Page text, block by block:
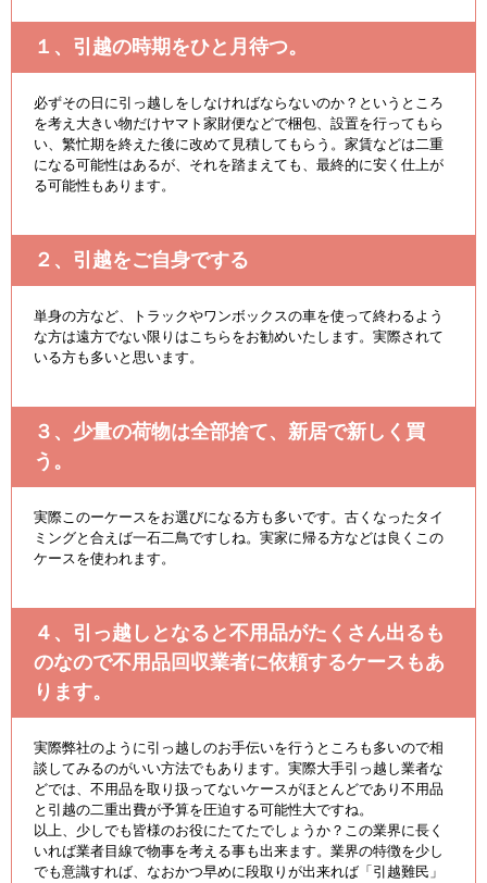
１、引越の時期をひと月待つ。
必ずその日に引っ越しをしなければならないのか？というところ
を考え大きい物だけヤマト家財便などで梱包、設置を行ってもら
い、繁忙期を終えた後に改めて見積してもらう。家賃などは二重
になる可能性はあるが、それを踏まえても、最終的に安く仕上が
る可能性もあります。
２、引越をご自身でする
単身の方など、トラックやワンボックスの車を使って終わるよう
な方は遠方でない限りはこちらをお勧めいたします。実際されて
いる方も多いと思います。
３、少量の荷物は全部捨て、新居で新しく買
う。
実際このーケースをお選びになる方も多いです。古くなったタイ
ミングと合えば一石二鳥ですしね。実家に帰る方などは良くこの
ケースを使われます。
４、引っ越しとなると不用品がたくさん出るも
のなので不用品回収業者に依頼するケースもあ
ります。
実際弊社のように引っ越しのお手伝いを行うところも多いので相
談してみるのがいい方法でもあります。実際大手引っ越し業者な
どでは、不用品を取り扱ってないケースがほとんどであり不用品
と引越の二重出費が予算を圧迫する可能性大ですね。
以上、少しでも皆様のお役にたてたでしょうか？この業界に長く
いれば業者目線で物事を考える事も出来ます。業界の特徴を少し
でも意識すれば、なおかつ早めに段取りが出来れば「引越難民」